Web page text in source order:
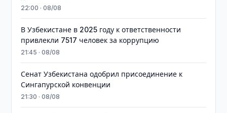
22:00 · 08/08
В Узбекистане в 2025 году к ответственности
привлекли 7517 человек за коррупцию
21:45 · 08/08
Сенат Узбекистана одобрил присоединение к
Сингапурской конвенции
21:30 · 08/08